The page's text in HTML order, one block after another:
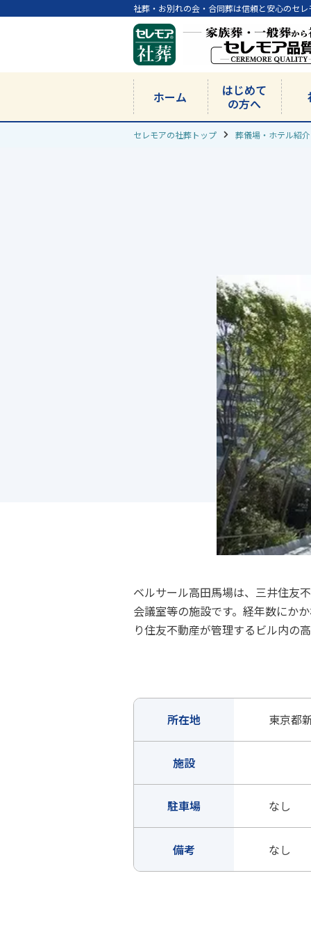
社葬・お別れの会・合同葬は信頼と安心のセ
ホーム
はじめて
の方へ
セレモアの社葬トップ 葬儀場・ホテル紹介
ベルサール高田馬場は、三井住友
会議室等の施設です。経年数にか
り住友不動産が管理するビル内の
所在地 東京都
施設
駐車場 なし
備考 なし